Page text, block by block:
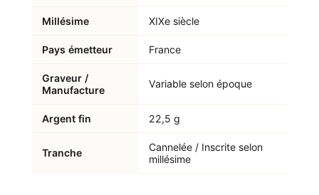
Millésime XIXe siècle
Pays émetteur France
Graveur /
Manufacture
Variable selon époque
Argent fin 22,5 g
Tranche
Cannelée / Inscrite selon
millésime